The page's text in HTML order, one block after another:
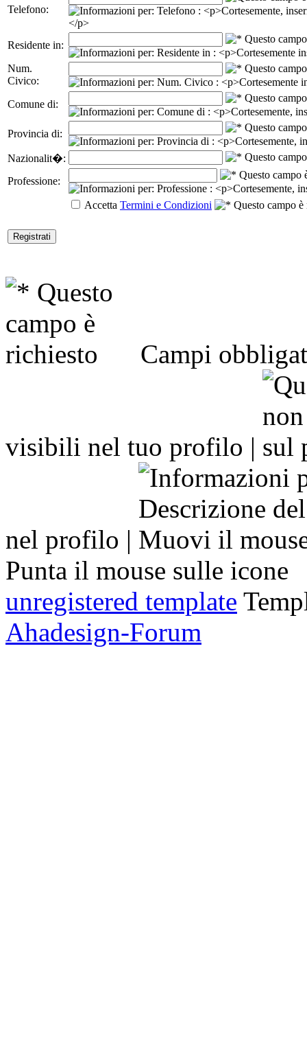
Telefono:
Residente in:
Num.
Civico:
Comune di:
Provincia di:
Nazionalit�:
Professione:
Accetta Termini e Condizioni
Campi
visibili nel tuo profilo |
nel profilo |
Punta il mouse sulle icone
unregistered template
Ahadesign-Forum